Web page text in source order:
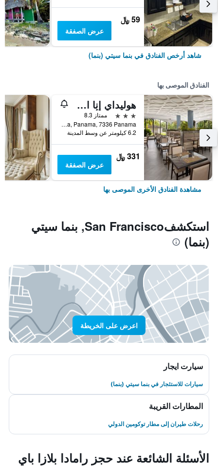
59 ﷼
عرض الصفقة
شاهد أرخص الفنادق في بنما سيتي (بنما)
الفنادق الموصى بها
هوليداي إنٕا ان ماس م ن ن ٓ يماي آيتش جي
3 نجوم
ممتاز 8.3
Ave. Omar Torrijos Herrera, Panama, 7336 Panama, بنما سيتي (بنما), بنما
6.2 كيلومتر عن وسط المدينة
331 ﷼
عرض الصفقة
مشاهدة الفنادق الأخرى الموصى بها
استكشفSan Francisco, بنما سيتي
(بنما)
اعرض على الخريطة
سيارت ايجار
سيارات للاستئجار في بنما سيتي (بنما)
المطارات القريبة
رحلات طيران إلى مطار توكومين الدولي
الأسئلة الشائعة عند حجز رامادا بلازا باي